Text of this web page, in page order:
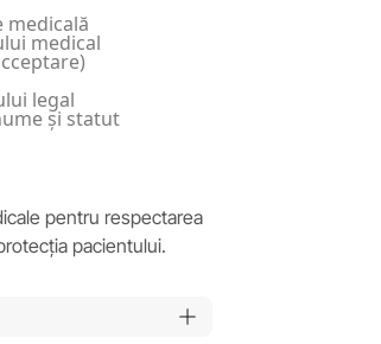
medicală
medical
legal
și statut
pentru respectarea
pacientului.